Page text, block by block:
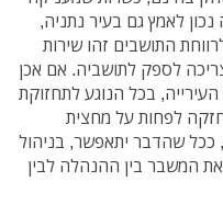
לאמץ גם בעיר נתניה,
התושבים זהו שירות
לספק לתושביה. אם אכן
בכל הנוגע לתחזוקת
לפחות על מחצית
שהדבר יתאפשר, בניהול
המשבר בין ההנהלה לבין